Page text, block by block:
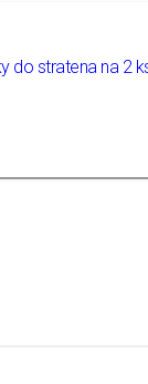
do stratena na 2